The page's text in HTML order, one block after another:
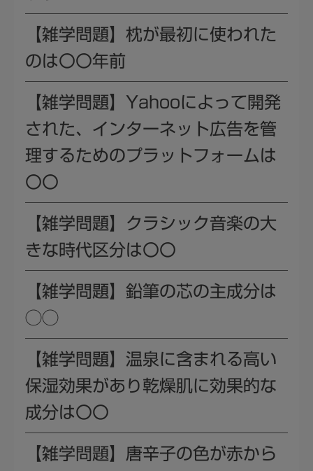
【雑学問題】枕が最初に使われた
のは〇〇年前
【雑学問題】Yahooによって開発
された、インターネット広告を管
理するためのプラットフォームは
〇〇
【雑学問題】クラシック音楽の大
きな時代区分は〇〇
【雑学問題】鉛筆の芯の主成分は
◯◯
【雑学問題】温泉に含まれる高い
保湿効果があり乾燥肌に効果的な
成分は〇〇
【雑学問題】唐辛子の色が赤から